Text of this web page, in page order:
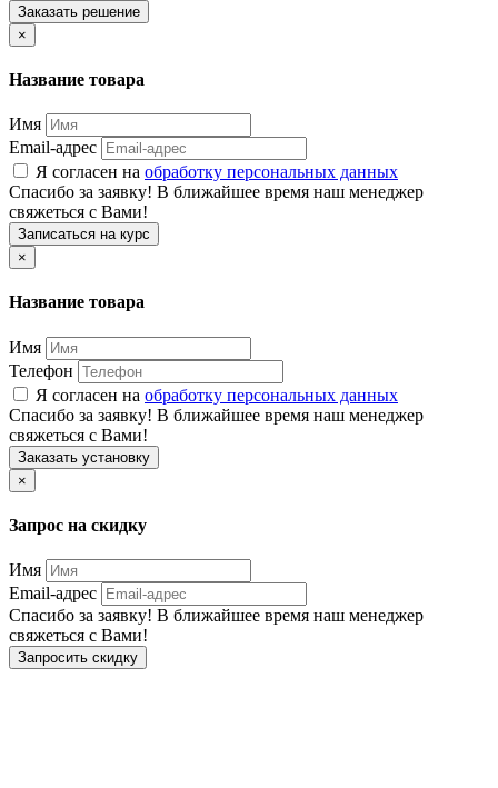
Заказать решение
×
Название товара
Имя
Email-адрес
Я согласен на обработку персональных данных
Спасибо за заявку! В ближайшее время наш менеджер
свяжеться с Вами!
Записаться на курс
×
Название товара
Имя
Телефон
Я согласен на обработку персональных данных
Спасибо за заявку! В ближайшее время наш менеджер
свяжеться с Вами!
Заказать установку
×
Запрос на скидку
Имя
Email-адрес
Спасибо за заявку! В ближайшее время наш менеджер
свяжеться с Вами!
Запросить скидку